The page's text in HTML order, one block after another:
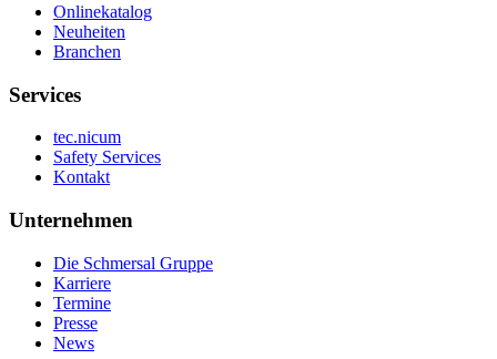
Onlinekatalog
Neuheiten
Branchen
Services
tec.nicum
Safety Services
Kontakt
Unternehmen
Die Schmersal Gruppe
Karriere
Termine
Presse
News